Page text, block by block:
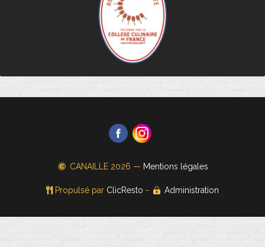
CANAILLE2026 — Mentions légales
Propulsé par ClicResto - Administration